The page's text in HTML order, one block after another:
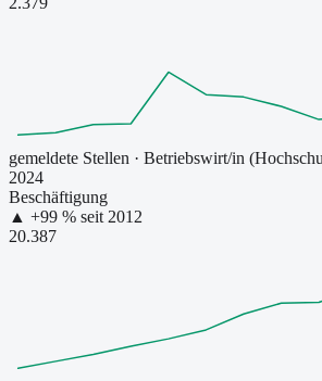
gemeldete Stellen · Betriebswirt/in
2024
Beschäftigung
▲ +99 % seit 2012
20.387